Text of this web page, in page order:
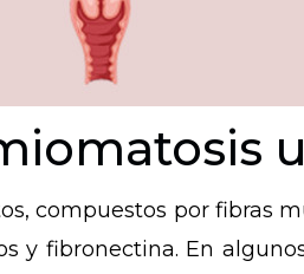
compuestos por fibras
y fibronectina. En